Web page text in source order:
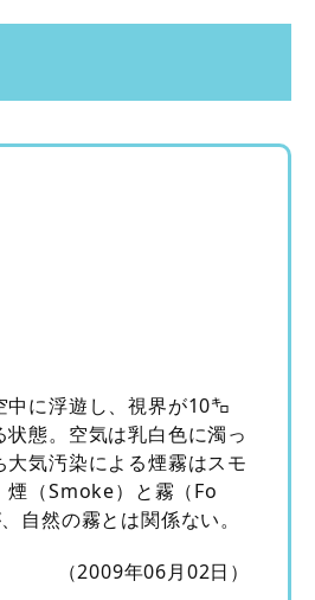
中に浮遊し、視界が10㌔
態。空気は乳白色に濁っ
気汚染による煙霧はスモ
煙（Smoke）と霧（Fo
自然の霧とは関係ない。
（2009年06月02日）